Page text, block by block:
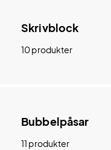
Skrivblock
10 produkter
Bubbelpåsar
11 produkter